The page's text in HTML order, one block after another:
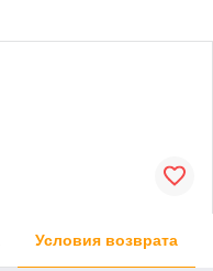
Условия возврата